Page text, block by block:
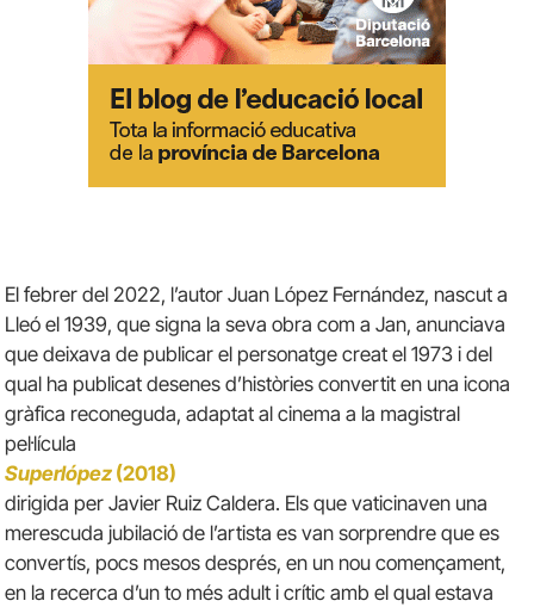
El febrer del 2022, l’autor Juan López Fernández, nascut a
Lleó el 1939, que signa la seva obra com a Jan, anunciava
que deixava de publicar el personatge creat el 1973 i del
qual ha publicat desenes d’històries convertit en una icona
gràfica reconeguda, adaptat al cinema a la magistral
pel·lícula
Superlópez(2018)
dirigida per Javier Ruiz Caldera. Els que vaticinaven una
merescuda jubilació de l’artista es van sorprendre que es
convertís, pocs mesos després, en un nou començament,
en la recerca d’un to més adult i crític amb el qual estava